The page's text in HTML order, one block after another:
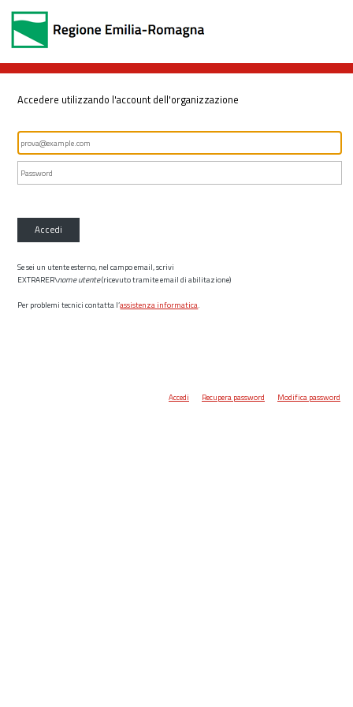
Accedere utilizzando l'account dell'organizzazione
Accedi
Se sei un utente esterno, nel campo email, scrivi
EXTRARER\nome utente(ricevuto tramite email di abilitazione)
Per problemi tecnici contatta l’assistenza informatica.
Accedi Recupera password Modifica password